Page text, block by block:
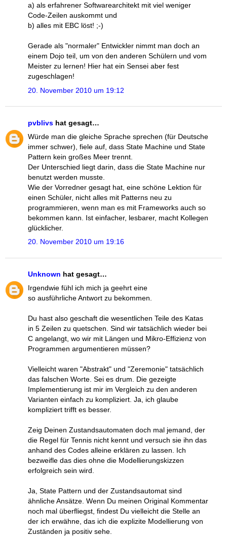
a) als erfahrener Softwarearchitekt mit viel weniger
Code-Zeilen auskommt und
b) alles mit EBC löst! ;-)
Gerade als "normaler" Entwickler nimmt man doch an
einem Dojo teil, um von den anderen Schülern und vom
Meister zu lernen! Hier hat ein Sensei aber fest
zugeschlagen!
20. November 2010 um 19:12
pvblivs hat gesagt…
Würde man die gleiche Sprache sprechen (für Deutsche
immer schwer), fiele auf, dass State Machine und State
Pattern kein großes Meer trennt.
Der Unterschied liegt darin, dass die State Machine nur
benutzt werden musste.
Wie der Vorredner gesagt hat, eine schöne Lektion für
einen Schüler, nicht alles mit Patterns neu zu
programmieren, wenn man es mit Frameworks auch so
bekommen kann. Ist einfacher, lesbarer, macht Kollegen
glücklicher.
20. November 2010 um 19:16
Unknown hat gesagt…
Irgendwie fühl ich mich ja geehrt eine
so ausführliche Antwort zu bekommen.
Du hast also geschaft die wesentlichen Teile des Katas
in 5 Zeilen zu quetschen. Sind wir tatsächlich wieder bei
C angelangt, wo wir mit Längen und Mikro-Effizienz von
Programmen argumentieren müssen?
Vielleicht waren "Abstrakt" und "Zeremonie" tatsächlich
das falschen Worte. Sei es drum. Die gezeigte
Implementierung ist mir im Vergleich zu den anderen
Varianten einfach zu kompliziert. Ja, ich glaube
kompliziert trifft es besser.
Zeig Deinen Zustandsautomaten doch mal jemand, der
die Regel für Tennis nicht kennt und versuch sie ihn das
anhand des Codes alleine erklären zu lassen. Ich
bezweifle das dies ohne die Modellierungskizzen
erfolgreich sein wird.
Ja, State Pattern und der Zustandsautomat sind
ähnliche Ansätze. Wenn Du meinen Original Kommentar
noch mal überfliegst, findest Du vielleicht die Stelle an
der ich erwähne, das ich die explizite Modellierung von
Zuständen ja positiv sehe.